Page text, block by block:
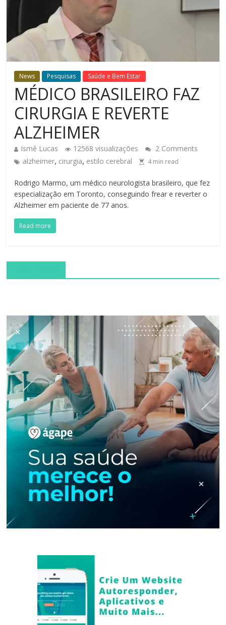
News Pesquisas Saúde e Bem Estar
MÉDICO BRASILEIRO FAZ
CIRURGIA E REVERTE
ALZHEIMER
Ismê Lucas 12568 visualizações
2 Comments
alzheimer, cirurgia, estilo cerebral 4min read
Rodrigo Marmo, um médico neurologista brasileiro, que fez
especialização em Toronto, conseguindo frear e reverter o
Alzheimer em paciente de 77 anos.
Read more